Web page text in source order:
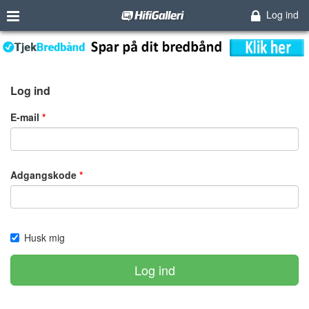
Log ind
Log ind
E-mail
Adgangskode
Husk mig
Log ind